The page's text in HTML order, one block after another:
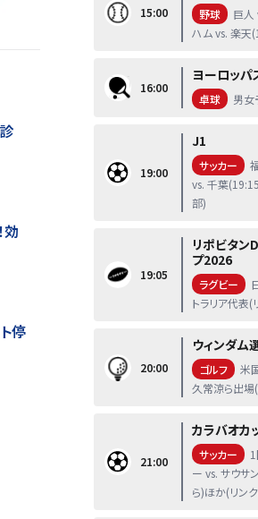
効
停
15:00 野球
巨人
ハム vs. 楽天
16:00
ヨーロッパ
卓球 男女
19:00
J1
サッカー
vs. 千葉
部)
19:05
リポビタン
プ2026
ラグビー
トラリア代表
20:00
ウィンダム
ゴルフ
米
久常涼ら出場
21:00
カラバオカ
サッカー
ー vs. サウサ
ら)ほか(リン